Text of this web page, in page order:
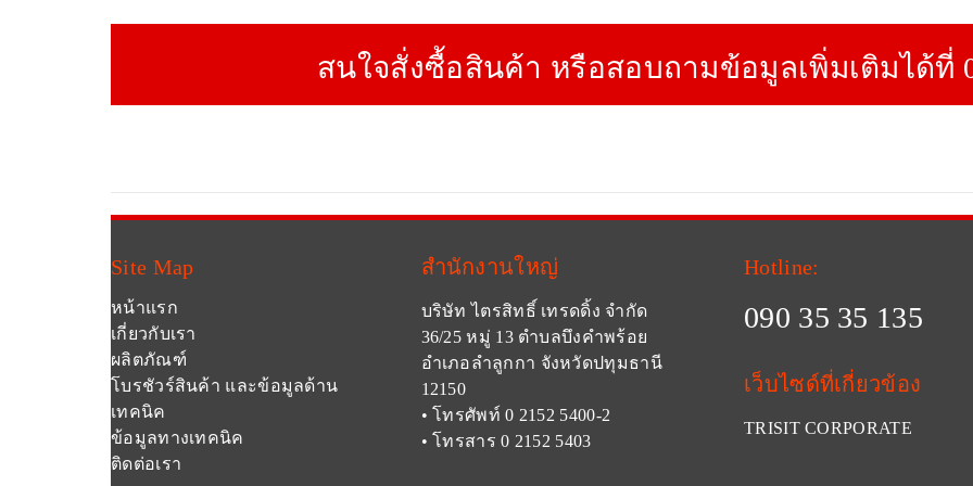
สนใจสั่งซื้อสินค้า หรือสอบถามข้อมูลเพิ่มเติมได้ที่
Site Map
หน้าแรก
เกี่ยวกับเรา
ผลิตภัณฑ์
โบรชัวร์สินค้า และข้อมูลด้าน
เทคนิค
ข้อมูลทางเทคนิค
ติดต่อเรา
สำนักงานใหญ่
บริษัท ไตรสิทธิ์ เทรดดิ้ง จำกัด
36/25 หมู่ 13 ตำบลบึงคำพร้อย
อำเภอลำลูกกา จังหวัดปทุมธานี
12150
• โทรศัพท์ 0 2152 5400-2
• โทรสาร 0 2152 5403
Hotline:
090 35 35 135
เว็บไซด์ที่เกี่ยวข้อง
TRISIT CORPORATE